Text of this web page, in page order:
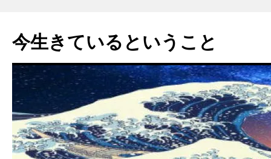
今生きているということ